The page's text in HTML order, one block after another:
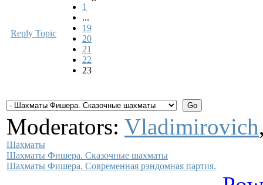
Reply Topic
1
...
19
20
21
22
23
Moderators: Vladimirovich
Шахматы
Шахматы Фишера. Сказочные шахматы
Шахматы Фишера. Современная рэндомная партия.